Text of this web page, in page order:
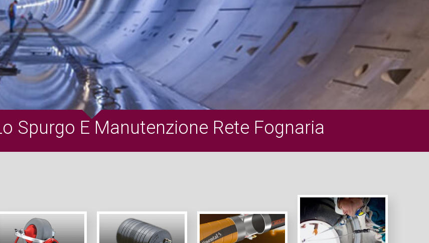
Spurgo E Manutenzione Rete Fognaria